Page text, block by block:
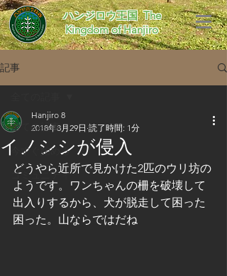
​ハンジロウ王国 The
Kingdom of Hanjiro
記事
全ての記事
今すぐ始める
コミュニティ
イノシシが侵入
Hanjiro 8
2018年8月29日 読了時間: 1分
どうやら近所で見かけた2匹のウリ坊の
ようです。ワンちゃんの柵を破壊して
出入りするから、犬が脱走して困った
困った。山ならではだね